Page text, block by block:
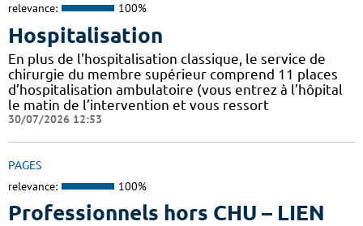
relevance: 100%
Hospitalisation
En plus de l'hospitalisation classique, le service de
chirurgie du membre supérieur comprend 11 places
d’hospitalisation ambulatoire (vous entrez à l’hôpital
le matin de l’intervention et vous ressort
30/07/2026 12:53
PAGES
relevance: 100%
Professionnels hors CHU – LIEN